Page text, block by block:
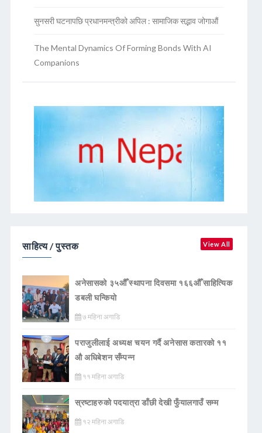
सुनसरी घटनापछि प्रधानमन्त्रीको अपिल : सामाजिक सद्भाव जोगाऔं
The Mental Dynamics Of Forming Bonds With AI
Companions
साहित्य / पुस्तक View All
अनेसासको ३५औँ स्थापना दिवसमा १६६औँ साहित्यिक
डबली घन्कियाे
७ महिना अगाडि
पराजुलीलाई अध्यक्ष चयन गर्दै अनेसास कतारको ११
औ अधिबेशन सँम्पन्न
११ महिना अगाडि
स्रष्टाहरुको पदयात्रा डाँछी देखी फुँयालगाउँ सम्म
१२ महिना अगाडि